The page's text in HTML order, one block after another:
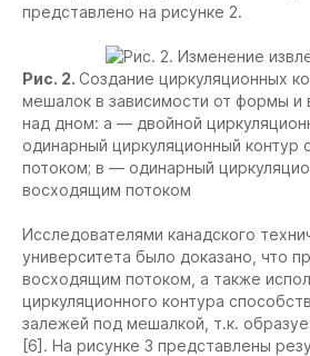
представлено на рисунке 2.
Рис. 2. Создание циркуляционных
мешалок в зависимости от формы и
над дном: а — двойной
одинарный циркуляционный контур
потоком; в — одинарный
восходящим потоком
Исследователями канадского
университета было доказано, что
восходящим потоком, а также
циркуляционного контура
залежей под мешалкой, т.к.
[6]. На рисунке 3 представлены